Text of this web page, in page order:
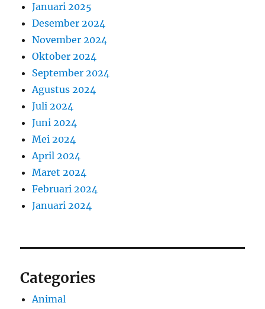
Januari 2025
Desember 2024
November 2024
Oktober 2024
September 2024
Agustus 2024
Juli 2024
Juni 2024
Mei 2024
April 2024
Maret 2024
Februari 2024
Januari 2024
Categories
Animal